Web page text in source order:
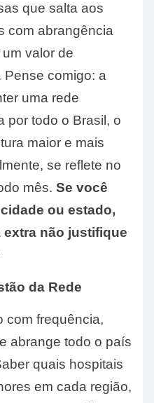
que salta aos
com abrangência
valor de
Pense comigo: a
uma rede
por todo o Brasil, o
maior e mais
se reflete no
mês. Se você
ou estado,
não justifique
da Rede
com frequência,
abrange todo o país
quais hospitais
em cada região,